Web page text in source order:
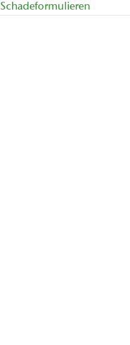
Schadeformulieren